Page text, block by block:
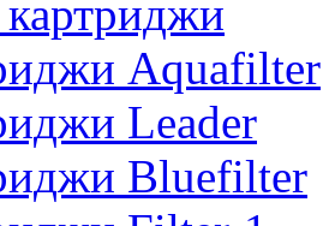
Aquafilter
Leader
Bluefilter